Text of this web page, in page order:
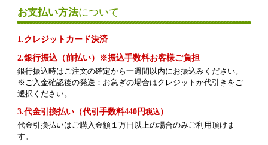
お支払い方法について
1.クレジットカード決済
2.銀行振込（前払い）※振込手数料お客様ご負担
銀行振込時はご注文の確定から一週間以内にお振込みください。
※ご入金確認後の発送：お急ぎの場合はクレジットか代引きをご
選択ください。
3.代金引換払い（代引手数料440円税込）
代金引換払いはご購入金額１万円以上の場合のみご利用頂けま
す。